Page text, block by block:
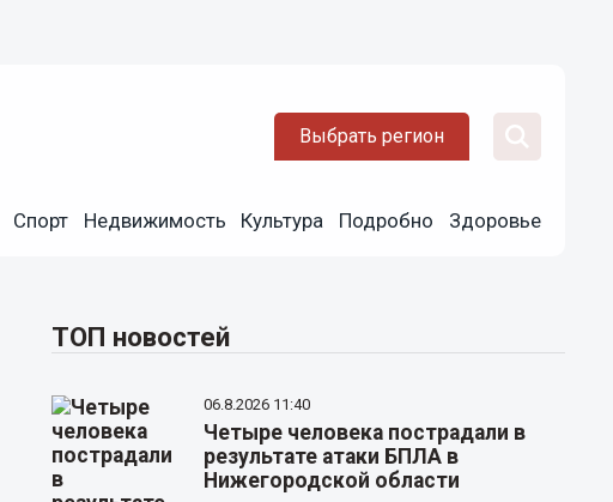
Выбрать регион
Спорт Недвижимость Культура Подробно Здоровье
ТОП новостей
06.8.2026 11:40
Четыре человека пострадали в
результате атаки БПЛА в
Нижегородской области